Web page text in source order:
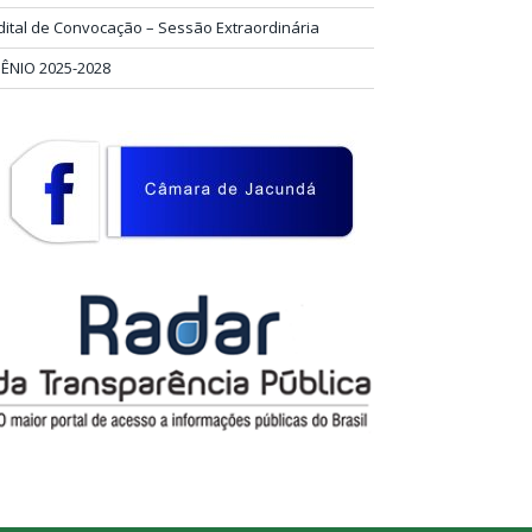
de Convocação – Sessão Extraordinária
2025-2028